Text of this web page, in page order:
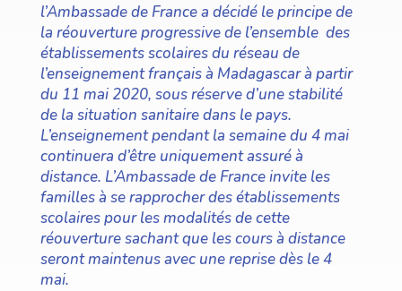
l’Ambassade de France a décidé le principe de
la réouverture progressive de l’ensemble des
établissements scolaires du réseau de
l’enseignement français à Madagascar à partir
du 11 mai 2020, sous réserve d’une stabilité
de la situation sanitaire dans le pays.
L’enseignement pendant la semaine du 4 mai
continuera d’être uniquement assuré à
distance. L’Ambassade de France invite les
familles à se rapprocher des établissements
scolaires pour les modalités de cette
réouverture sachant que les cours à distance
seront maintenus avec une reprise dès le 4
mai.